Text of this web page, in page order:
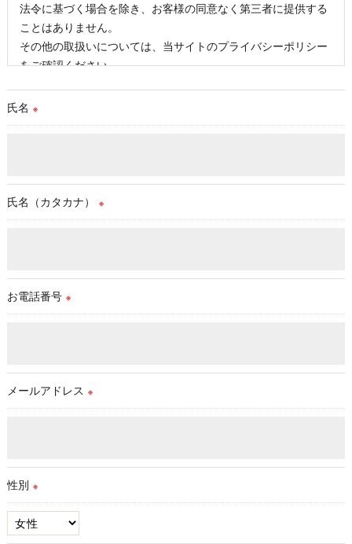
法令に基づく場合を除き、お客様の同意なく第三者に提供する
ことはありません。
その他の取扱いについては、当サイトのプライバシーポリシー
をご確認ください。
氏名 ※
氏名（カタカナ） ※
お電話番号 ※
メールアドレス ※
性別 ※